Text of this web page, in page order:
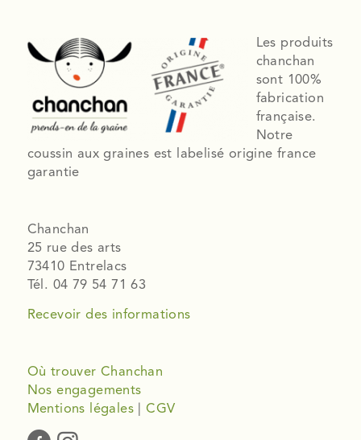
Les produits
chanchan
sont 100%
fabrication
française.
Notre
coussin aux graines est labelisé origine france
garantie
Chanchan
25 rue des arts
73410 Entrelacs
Tél. 04 79 54 71 63
Recevoir des informations
Où trouver Chanchan
Nos engagements
Mentions légales |CGV